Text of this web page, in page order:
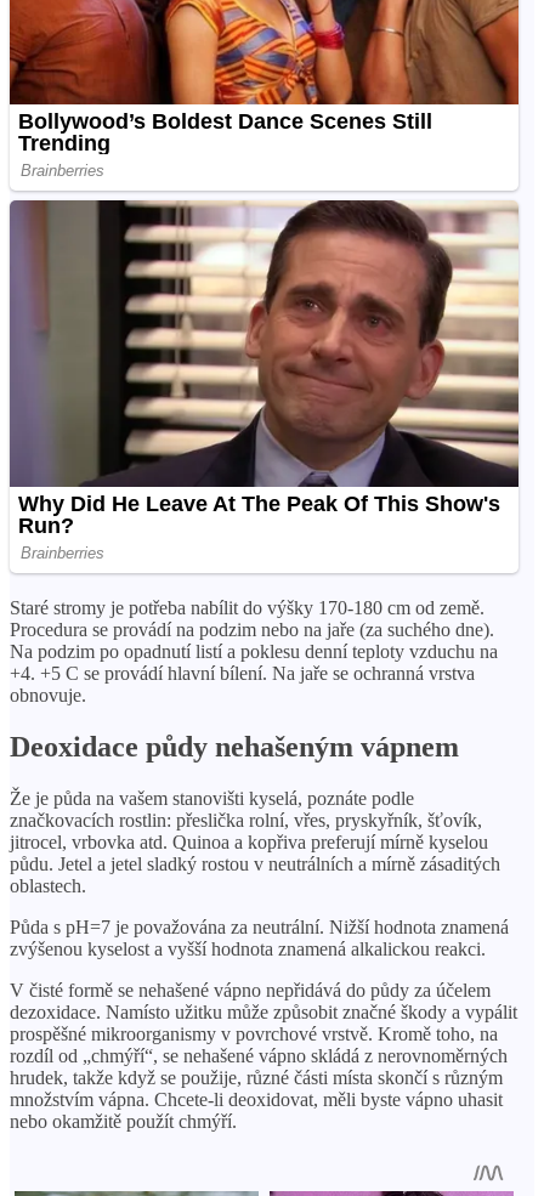
Staré stromy je potřeba nabílit do výšky 170-180 cm od země.
Procedura se provádí na podzim nebo na jaře (za suchého dne).
Na podzim po opadnutí listí a poklesu denní teploty vzduchu na
+4. +5 C se provádí hlavní bílení. Na jaře se ochranná vrstva
obnovuje.
Deoxidace půdy nehašeným vápnem
Že je půda na vašem stanovišti kyselá, poznáte podle
značkovacích rostlin: přeslička rolní, vřes, pryskyřník, šťovík,
jitrocel, vrbovka atd. Quinoa a kopřiva preferují mírně kyselou
půdu. Jetel a jetel sladký rostou v neutrálních a mírně zásaditých
oblastech.
Půda s pH=7 je považována za neutrální. Nižší hodnota znamená
zvýšenou kyselost a vyšší hodnota znamená alkalickou reakci.
V čisté formě se nehašené vápno nepřidává do půdy za účelem
dezoxidace. Namísto užitku může způsobit značné škody a vypálit
prospěšné mikroorganismy v povrchové vrstvě. Kromě toho, na
rozdíl od „chmýří“, se nehašené vápno skládá z nerovnoměrných
hrudek, takže když se použije, různé části místa skončí s různým
množstvím vápna. Chcete-li deoxidovat, měli byste vápno uhasit
nebo okamžitě použít chmýří.